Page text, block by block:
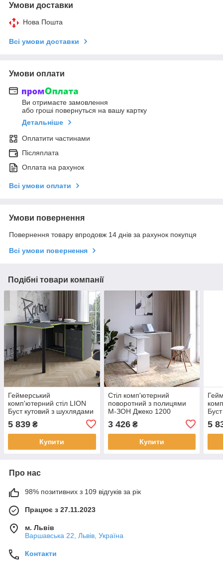
Умови доставки
Нова Пошта
Всі умови доставки
Умови оплати
Ви отримаєте замовлення
або гроші повернуться на вашу картку
Детальніше
Оплатити частинами
Післяплата
Оплата на рахунок
Всі умови оплати
Умови повернення
Повернення товару впродовж 14 днів за рахунок покупця
Всі умови повернення
Подібні товари компанії
Геймерський
комп'ютерний стіл LION
Буст кутовий з шухлядами
Антрацит/Зелений (LION-
041463)
5 839 ₴
Купити
Стіл комп'ютерний
поворотний з полицями
М-ЗОН Джеко 1200
031031)
3 426₴
Купити
ТОП
5
Про нас
98% позитивних з 109 відгуків за рік
Працює з 27.11.2023
м. Львів
Варшавська 22, Львів, Україна
Контакти